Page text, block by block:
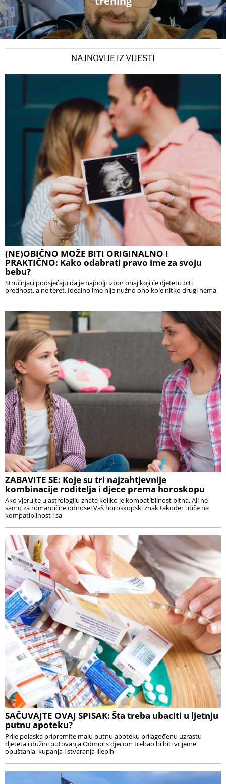
NAJNOVIJE IZ VIJESTI
(NE)OBIČNO MOŽE BITI ORIGINALNO I
PRAKTIČNO: Kako odabrati pravo ime za svoju
bebu?
Stručnjaci podsjećaju da je najbolji izbor onaj koji će djetetu biti
prednost, a ne teret. Idealno ime nije nužno ono koje nitko drugi nema,
ZABAVITE SE: Koje su tri najzahtjevnije
kombinacije roditelja i djece prema horoskopu
Ako vjerujte u astrologiju znate koliko je kompatibilnost bitna. Ali ne
samo za romantične odnose! Vaš horoskopski znak također utiče na
kompatibilnost i sa
SAČUVAJTE OVAJ SPISAK: Šta treba ubaciti u ljetnju
putnu apoteku?
Prije polaska pripremite malu putnu apoteku prilagođenu uzrastu
djeteta i dužini putovanja Odmor s djecom trebao bi biti vrijeme
opuštanja, kupanja i stvaranja lijepih